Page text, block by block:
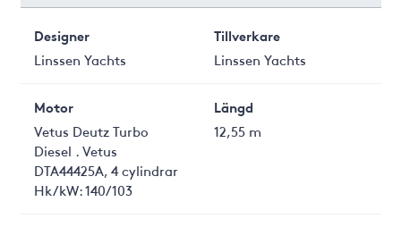
Designer
Linssen Yachts
Tillverkare
Linssen Yachts
Motor
Vetus Deutz Turbo
Diesel . Vetus
DTA44425A, 4 cylindrar
Hk/kW: 140/103
Längd
12,55 m